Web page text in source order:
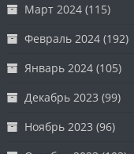
Март 2024 (115)
Февраль 2024 (192)
Январь 2024 (105)
Декабрь 2023 (99)
Ноябрь 2023 (96)